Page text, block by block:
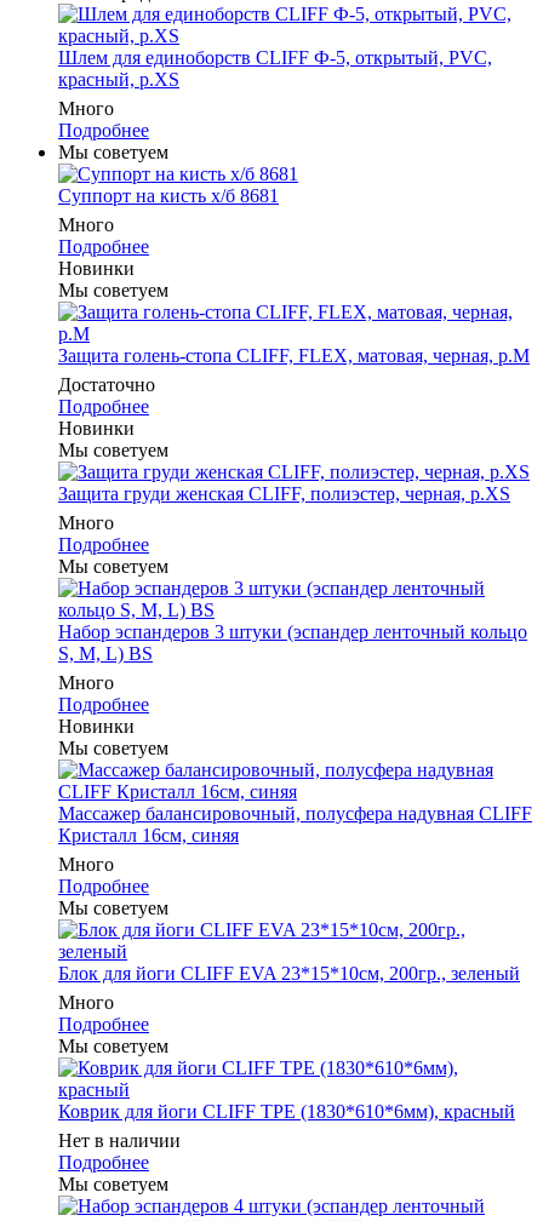
Шлем для единоборств CLIFF Ф-5, открытый, PVC,
красный, p.XS
Много
Подробнее
Мы советуем
Суппорт на кисть х/б 8681
Много
Подробнее
Новинки
Мы советуем
Защита голень-стопа CLIFF, FLEX, матовая, черная, р.M
Достаточно
Подробнее
Новинки
Мы советуем
Защита груди женская CLIFF, полиэстер, черная, р.XS
Много
Подробнее
Мы советуем
Набор эспандеров 3 штуки (эспандер ленточный кольцо
S, M, L) BS
Много
Подробнее
Новинки
Мы советуем
Массажер балансировочный, полусфера надувная CLIFF
Кристалл 16см, синяя
Много
Подробнее
Мы советуем
Блок для йоги CLIFF EVA 23*15*10см, 200гр., зеленый
Много
Подробнее
Мы советуем
Коврик для йоги CLIFF TPE (1830*610*6мм), красный
Нет в наличии
Подробнее
Мы советуем